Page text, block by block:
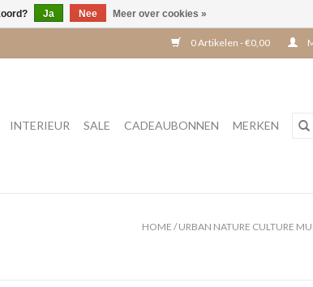
0 Artikelen - €0,00
INTERIEUR SALE CADEAUBONNEN MERKEN
HOME /URBAN NATURE CULTURE
Ja Nee Meer over cookies »